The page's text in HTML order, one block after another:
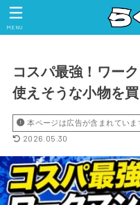
MENU
コスパ最強！ワー
使えそうな小物を買
本ページは広告が含まれていま
2026.05.30